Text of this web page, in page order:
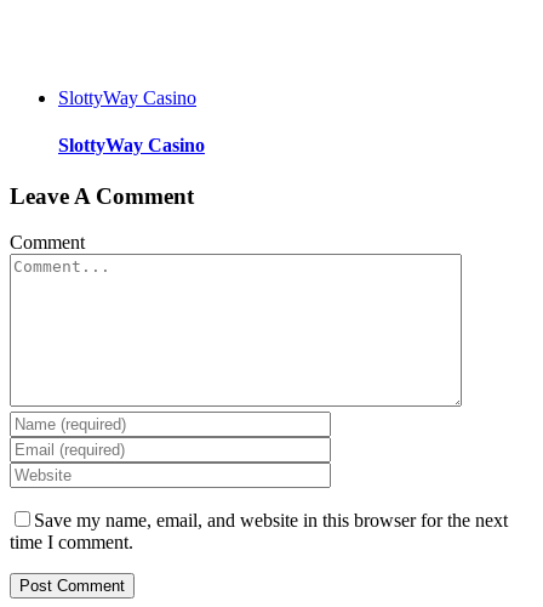
SlottyWay Casino
SlottyWay Casino
Leave A Comment
Comment
Save my name, email, and website in this browser for the next
time I comment.